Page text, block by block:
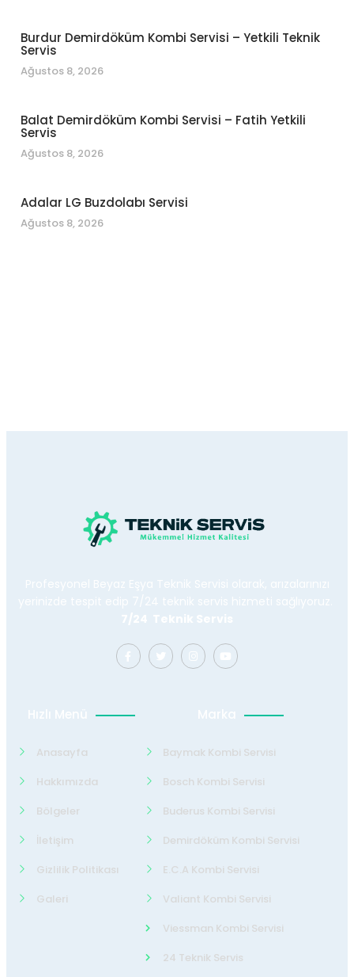
Burdur Demirdöküm Kombi Servisi – Yetkili Teknik
Servis
Ağustos 8, 2026
Balat Demirdöküm Kombi Servisi – Fatih Yetkili
Servis
Ağustos 8, 2026
Adalar LG Buzdolabı Servisi
Ağustos 8, 2026
Profesyonel Beyaz Eşya Teknik Servisi olarak, arızalarınızı
yerinizde tespit edip 7/24 teknik servis hizmeti sağlıyoruz.
7/24 Teknik Servis
Hızlı Menü
Anasayfa
Hakkımızda
Bölgeler
İletişim
Gizlilik Politikası
Galeri
Marka
Baymak Kombi Servisi
Bosch Kombi Servisi
Buderus Kombi Servisi
Demirdöküm Kombi Servisi
E.C.A Kombi Servisi
Valiant Kombi Servisi
Viessman Kombi Servisi
24 Teknik Servis